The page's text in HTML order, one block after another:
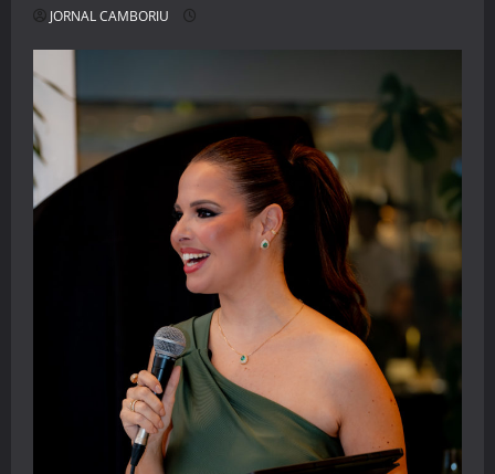
JORNAL CAMBORIU